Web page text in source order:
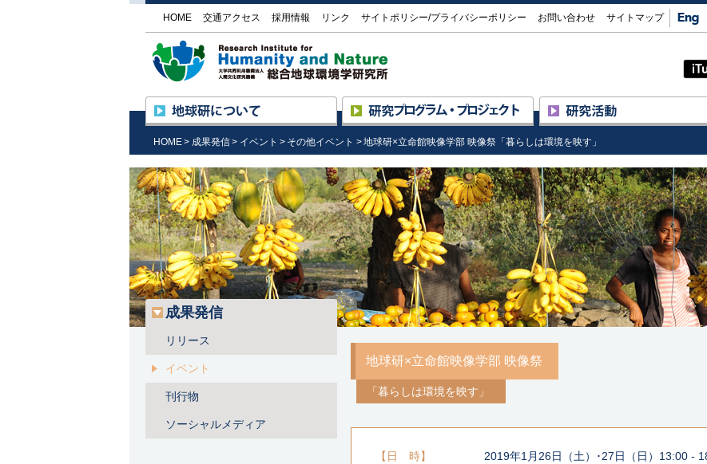
地球研について
設立の趣旨と目的
研究基盤国際センター
（RIHN Center）の活動
外部機関との協力
施設の紹介／研究所見学
情報公開
調達情報
地球研のめざすもの
研究プロジェクト
研究の進め方
プログラム ― プロジェクト制
評価委員による評価
公募情報
研究スタッフ
実験施設
同位体環境学共同研究事業
博物館・展示を活用した最先端
研究の 可視化・高度化事業
図書室
学術情報リポジトリ
HOME 成果発信 イベント その他イベント 地球研×立命館映像学部 映像祭「暮らしは環境を映す」
HOME 交通アクセス 採用情報 リンク サイトポリシー/プライバシーポリシー お問い合わせ サイトマップ
地球研×立命館映像学部 映像祭
「暮らしは環境を映す」
日 時
2019年1月26日（土）･27日（日）13:00 -
成果発信
リリース
イベント
刊行物
ソーシャルメディア